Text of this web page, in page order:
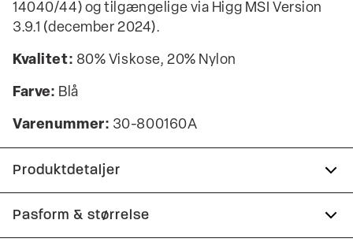
14040/44) og tilgængelige via Higg MSI Version
3.9.1 (december 2024).
Kvalitet: 80% Viskose, 20% Nylon
Farve: Blå
Varenummer: 30-800160A
Produktdetaljer
Vesten har ribstrik ved skuldrene, på den
nederste kant samt på kraven.
Pasform & størrelse